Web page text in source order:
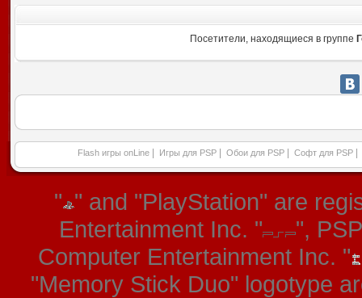
Посетители, находящиеся в группе
Flash игры onLine Игры для PSP Обои для PSP Софт для PSP
" " and "PlayStation" are
Entertainment Inc. "
",
Computer Entertainment Inc. "
"Memory Stick Duo" logotype